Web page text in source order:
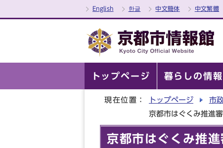
English 한글 中文簡体 中文繁體
トップページ 暮らしの情報
現在位置： トップページ 市
京都市はぐくみ推進
京都市はぐくみ推